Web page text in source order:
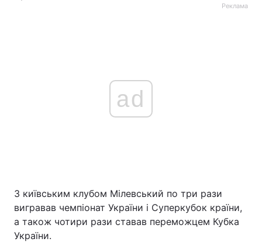
Реклама
ad
З київським клубом Мілевський по три рази
вигравав чемпіонат України і Суперкубок країни,
а також чотири рази ставав переможцем Кубка
України.